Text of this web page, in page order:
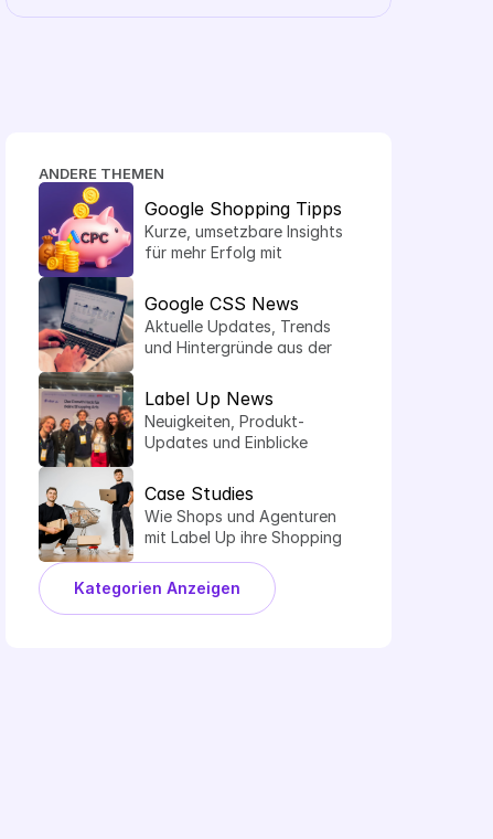
ANDERE THEMEN
Google Shopping Tipps
Kurze, umsetzbare Insights
für mehr Erfolg mit
Google CSS News
Aktuelle Updates, Trends
und Hintergründe aus der
Shopping Services.
Label Up News
Neuigkeiten, Produkt-
Updates und Einblicke
Label Up.
Case Studies
Wie Shops und Agenturen
mit Label Up ihre Shopping
Performance steigern.
Kategorien Anzeigen